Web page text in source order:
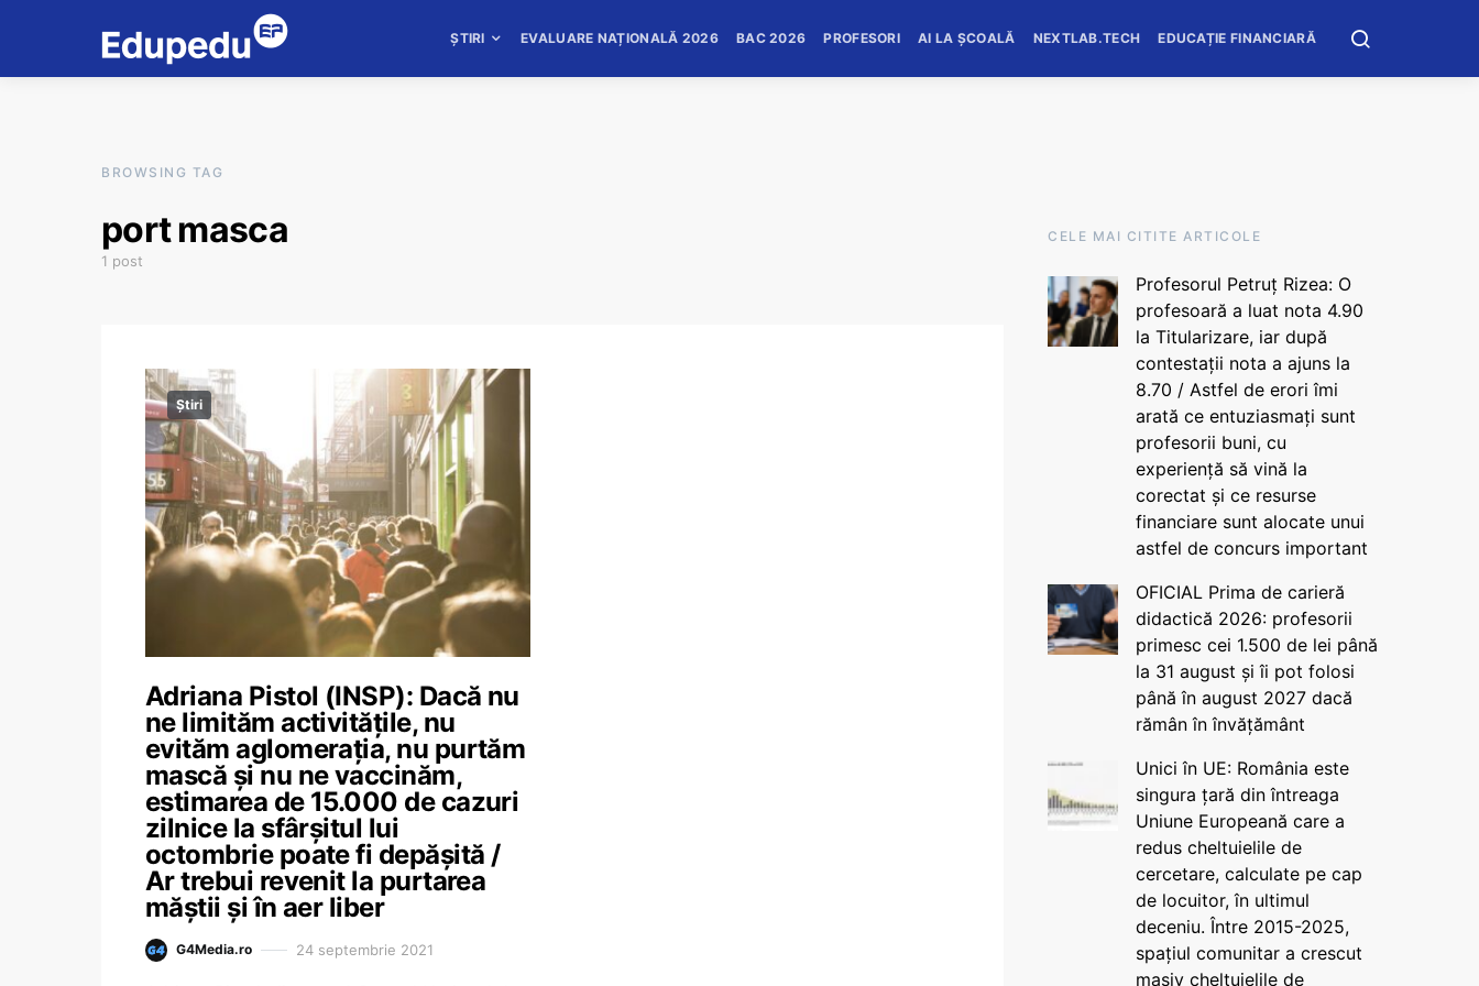
ȘTIRI EVALUARE NAȚIONALĂ 2026 BAC 2026 PROFESORI AI LA ȘCOALĂ NEXTLAB.TECH EDUCAȚIE FINANCIARĂ
BROWSING TAG
port masca
1 post
Știri
Adriana Pistol (INSP): Dacă nu
ne limităm activitățile, nu
evităm aglomerația, nu purtăm
mască și nu ne vaccinăm,
estimarea de 15.000 de cazuri
zilnice la sfârșitul lui
octombrie poate fi depășită /
Ar trebui revenit la purtarea
măștii și în aer liber
G4Media.ro 24 septembrie 2021
CELE MAI CITITE ARTICOLE
Profesorul Petruț Rizea: O
profesoară a luat nota 4.90
la Titularizare, iar după
contestații nota a ajuns la
8.70 / Astfel de erori îmi
arată ce entuziasmați sunt
profesorii buni, cu
experiență să vină la
corectat și ce resurse
financiare sunt alocate unui
astfel de concurs important
OFICIAL Prima de carieră
didactică 2026: profesorii
primesc cei 1.500 de lei până
la 31 august și îi pot folosi
până în august 2027 dacă
rămân în învățământ
Unici în UE: România este
singura țară din întreaga
Uniune Europeană care a
redus cheltuielile de
cercetare, calculate pe cap
de locuitor, în ultimul
deceniu. Între 2015-2025,
spațiul comunitar a crescut
masiv cheltuielile de